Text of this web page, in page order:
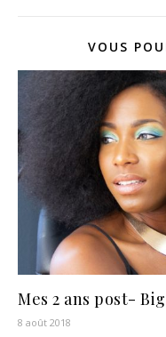
VOUS
Mes 2 ans post-
8 août 2018